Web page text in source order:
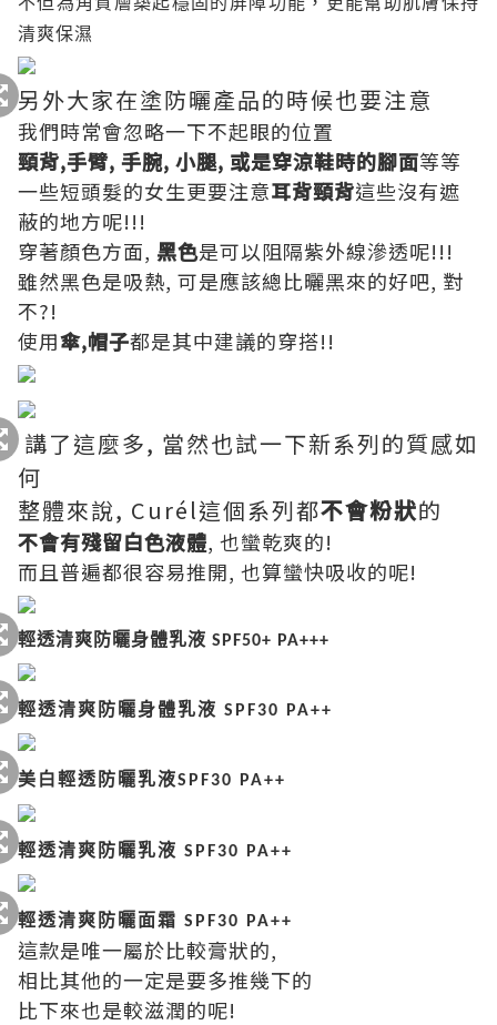
清爽保濕
另外大家在塗防曬產品的時候也要注意
我們時常會忽略一下不起眼的位置
頸背,手臂, 手腕, 小腿, 或是穿涼鞋時的腳面等等
一些短頭髮的女生更要注意耳背頸背這些沒有遮
蔽的地方呢!!!
穿著顏色方面, 黑色是可以阻隔紫外線滲透呢!!!
雖然黑色是吸熱, 可是應該總比曬黑來的好吧, 對
不?!
使用傘,帽子都是其中建議的穿搭!!
講了這麼多, 當然也試一下新系列的質感如
何
整體來說, Curél這個系列都不會粉狀的
不會有殘留白色液體, 也蠻乾爽的!
而且普遍都很容易推開, 也算蠻快吸收的呢!
輕透清爽防曬身體乳液 SPF50+ PA+++
輕透清爽防曬身體乳液 SPF30 PA++
美白輕透防曬乳液SPF30 PA++
輕透清爽防曬乳液 SPF30 PA++
輕透清爽防曬面霜 SPF30 PA++
這款是唯一屬於比較膏狀的,
相比其他的一定是要多推幾下的
比下來也是較滋潤的呢!